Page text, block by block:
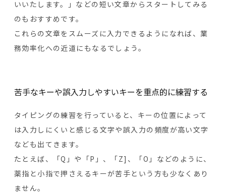
いいたします。」などの短い文章からスタートしてみる
のもおすすめです。
これらの文章をスムーズに入力できるようになれば、業
務効率化への近道にもなるでしょう。
苦手なキーや誤入力しやすいキーを重点的に練習する
タイピングの練習を行っていると、キーの位置によって
は入力しにくいと感じる文字や誤入力の頻度が高い文字
なども出てきます。
たとえば、「Q」や「P」、「Z]、「O」などのように、
薬指と小指で押さえるキーが苦手という方も少なくあり
ません。